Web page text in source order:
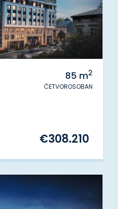
85 m2
ČETVOROSOBAN
€308.210